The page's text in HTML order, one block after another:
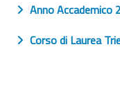
Anno Accademico
Corso di Laurea